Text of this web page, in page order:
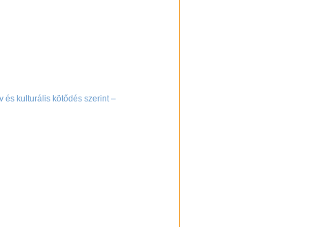
és kulturális kötődés szerint –